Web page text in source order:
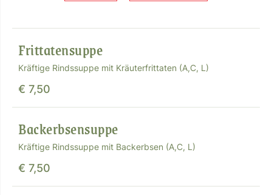
Frittatensuppe
Kräftige Rindssuppe mit Kräuterfrittaten (A,C, L)
€ 7,50
Backerbsensuppe
Kräftige Rindssuppe mit Backerbsen (A,C, L)
€ 7,50